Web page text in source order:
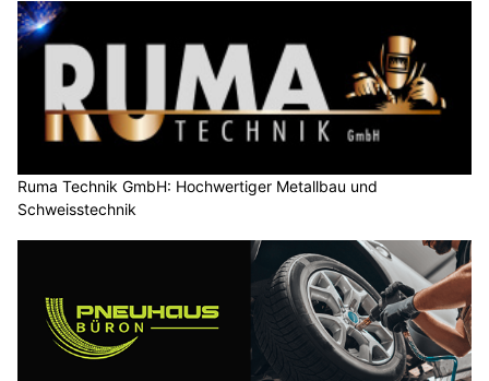
Ruma Technik GmbH: Hochwertiger Metallbau und
Schweisstechnik